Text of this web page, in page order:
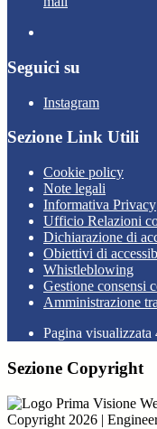
Seguici su
Instagram
Sezione Link Utili
Cookie policy
Note legali
Informativa Privacy
Ufficio Relazioni
Dichiarazione di
Obiettivi di
Whistleblowing
Gestione consensi
Amministrazione
Pagina visualizzata
Sezione Copyright
Copyright 2026 |